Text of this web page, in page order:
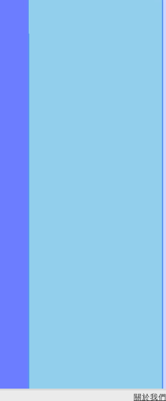
關於我們